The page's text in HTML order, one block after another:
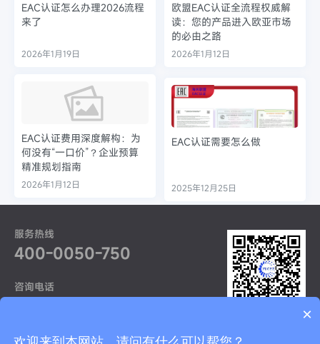
EAC认证怎么办理2026流程
来了
2026年1月19日
欧盟EAC认证全流程权威解
读：您的产品进入欧亚市场
的必由之路
2026年1月12日
EAC认证费用深度解构：为
何没有“一口价”？企业预算
精准规划指南
2026年1月12日
EAC认证需要怎么做
2025年12月25日
服务热线
400-0050-750
咨询电话
友情链接： 国际焊接认证 ETA认证
×